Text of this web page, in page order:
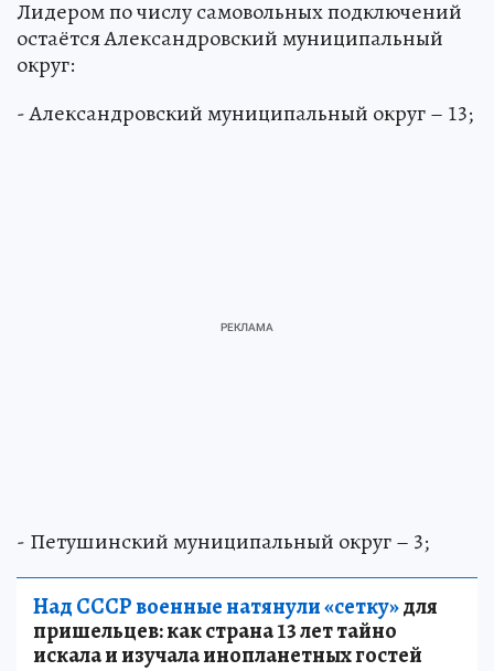
Лидером по числу самовольных подключений
остаётся Александровский муниципальный
округ:
- Александровский муниципальный округ – 13;
- Петушинский муниципальный округ – 3;
Над СССР военные натянули «сетку»для
пришельцев: как страна 13 лет тайно
искала и изучала инопланетных гостей